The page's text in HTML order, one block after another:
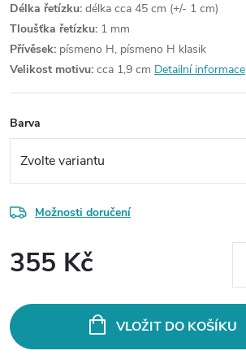
Délka řetízku: délka cca 45 cm (+/- 1 cm)
Tloušťka řetízku: 1 mm
Přívěsek: písmeno H, písmeno H klasik
Velikost motivu: cca 1,9 cm Detailní informace
Barva
Možnosti doručení
355 Kč
VLOŽIT DO KOŠÍKU